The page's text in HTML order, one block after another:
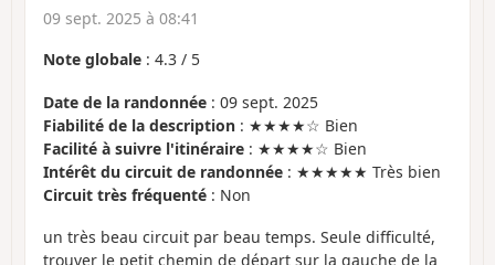
09 sept. 2025 à 08:41
Note globale : 4.3 / 5
Date de la randonnée : 09 sept. 2025
Fiabilité de la description : ★★★★☆ Bien
Facilité à suivre l'itinéraire : ★★★★☆ Bien
Intérêt du circuit de randonnée : ★★★★★ Très bien
Circuit très fréquenté : Non
un très beau circuit par beau temps. Seule difficulté,
trouver le petit chemin de départ sur la gauche de la